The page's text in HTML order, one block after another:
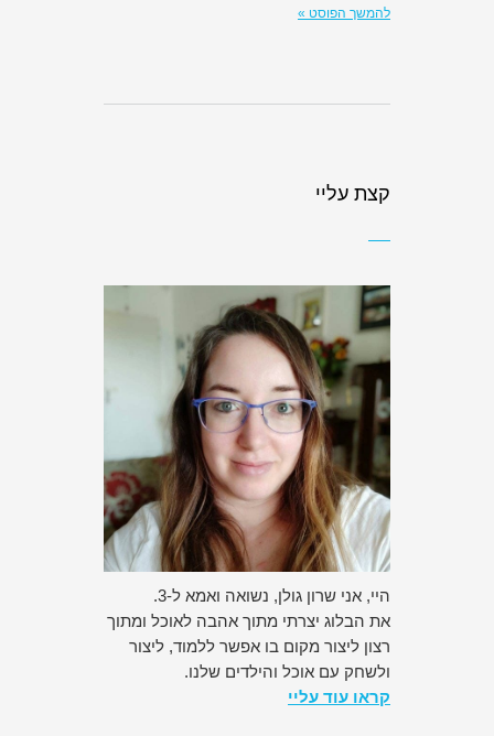
להמשך הפוסט »
קצת עליי
היי, אני שרון גולן, נשואה ואמא ל-3.
את הבלוג יצרתי מתוך אהבה לאוכל ומתוך
רצון ליצור מקום בו אפשר ללמוד, ליצור
ולשחק עם אוכל והילדים שלנו.
קראו עוד עליי